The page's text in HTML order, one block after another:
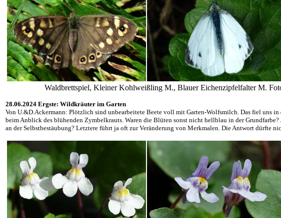
Waldbrettspiel, Kleiner Kohlweißling M., Blauer Eichenzipfelfalter M.
28.06.2024 Ergste: Wildkräuter im Garten
Von U.&D.Ackermann: Plötzlich sind unbearbeitete Beete voll mit Garten-Wolfsmilch. Das fiel uns
beim Anblick des blühenden Zymbelkrauts. Waren die Blüten sonst nicht hellblau in der
an der Selbstbestäubung? Letztere führt ja oft zur Veränderung von Merkmalen. Die Antwort dürfte